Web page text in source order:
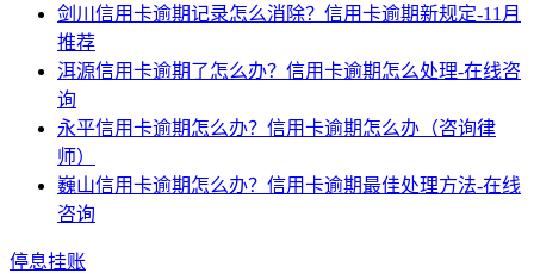
剑川信用卡逾期记录怎么消除？信用卡逾期新规定-11月
推荐
洱源信用卡逾期了怎么办？信用卡逾期怎么处理-在线咨
询
永平信用卡逾期怎么办？信用卡逾期怎么办（咨询律
师）
巍山信用卡逾期怎么办？信用卡逾期最佳处理方法-在线
咨询
停息挂账